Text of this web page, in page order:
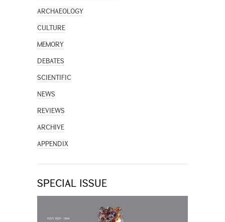
ARCHAEOLOGY
CULTURE
MEMORY
DEBATES
SCIENTIFIC
NEWS
REVIEWS
ARCHIVE
APPENDIX
SPECIAL ISSUE